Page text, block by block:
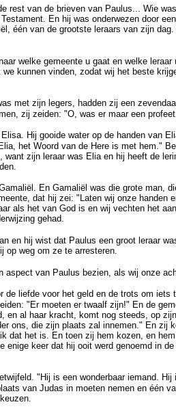
rest van de brieven van Paulus... Wie
En hij was onderwezen door
één van de grootste leraars van zijn
welke gemeente u gaat en welke
kunnen vinden, zodat wij het beste
met zijn legers, hadden zij een
zij zeiden: "O, was er maar een
Hij gooide water op de handen van
het Woord van de Here is met hem."
want zijn leraar was Elia en hij heeft de
En Gamaliël was die grote man,
dat hij zei: "Laten wij onze handen
als het van God is en wij vechten het
gehad.
en hij wist dat Paulus een groot leraar
op weg om ze te arresteren.
aspect van Paulus bezien, als wij onze
de liefde voor het geld en de trots om
"Er moeten er twaalf zijn!" En de
en al haar kracht, komt nog steeds, op
ons, die zijn plaats zal innemen." En zij
dat het is. En toen zij hem kozen, en
enige keer dat hij ooit werd genoemd in
"Hij is een wonderbaar iemand.
van Judas in moeten nemen en één